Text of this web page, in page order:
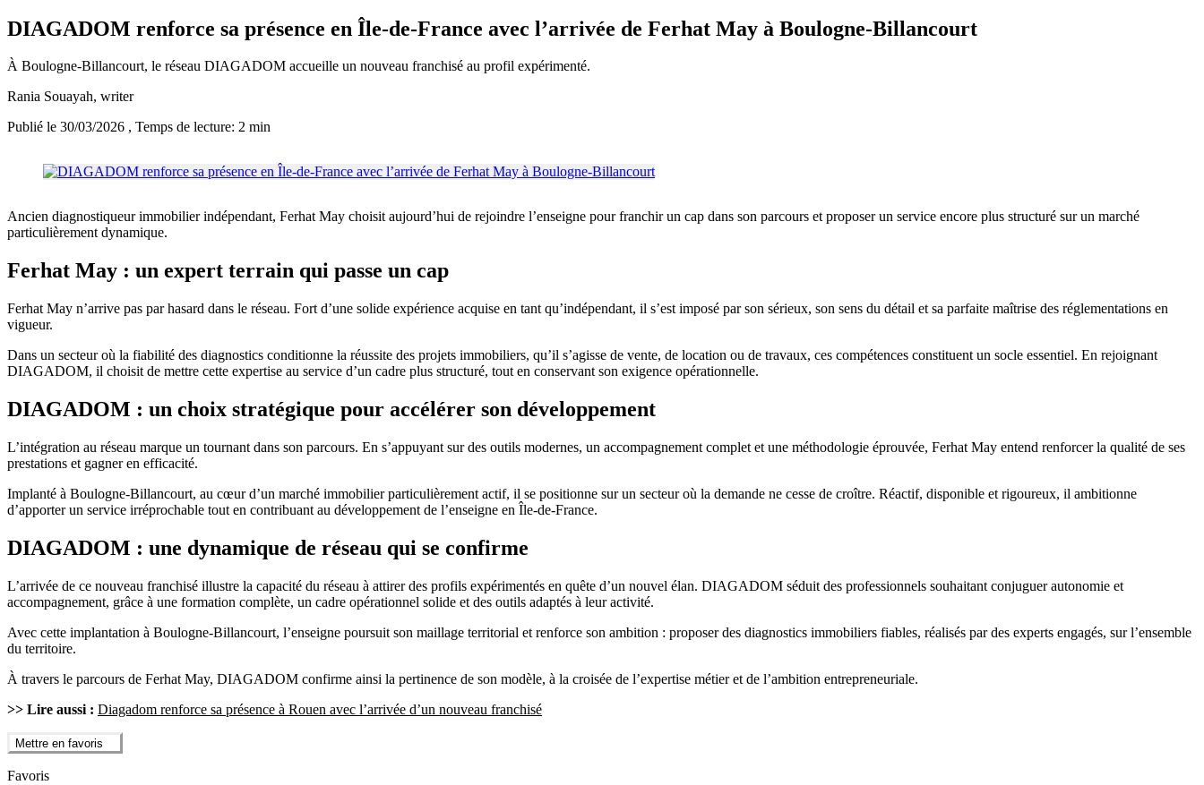
DIAGADOM renforce sa présence en Île-de-France avec l’arrivée de Ferhat May à Boulogne-Billancourt
À Boulogne-Billancourt, le réseau DIAGADOM accueille un nouveau franchisé au profil expérimenté.
Rania Souayah, writer
Publié le 30/03/2026 , Temps de lecture: 2 min
Ancien diagnostiqueur immobilier indépendant, Ferhat May choisit aujourd’hui de rejoindre l’enseigne pour franchir un cap dans son parcours et proposer un service encore plus structuré sur un marché
particulièrement dynamique.
Ferhat May : un expert terrain qui passe un cap
Ferhat May n’arrive pas par hasard dans le réseau. Fort d’une solide expérience acquise en tant qu’indépendant, il s’est imposé par son sérieux, son sens du détail et sa parfaite maîtrise des réglementations en
vigueur.
Dans un secteur où la fiabilité des diagnostics conditionne la réussite des projets immobiliers, qu’il s’agisse de vente, de location ou de travaux, ces compétences constituent un socle essentiel. En rejoignant
DIAGADOM, il choisit de mettre cette expertise au service d’un cadre plus structuré, tout en conservant son exigence opérationnelle.
DIAGADOM : un choix stratégique pour accélérer son développement
L’intégration au réseau marque un tournant dans son parcours. En s’appuyant sur des outils modernes, un accompagnement complet et une méthodologie éprouvée, Ferhat May entend renforcer la qualité de ses
prestations et gagner en efficacité.
Implanté à Boulogne-Billancourt, au cœur d’un marché immobilier particulièrement actif, il se positionne sur un secteur où la demande ne cesse de croître. Réactif, disponible et rigoureux, il ambitionne
d’apporter un service irréprochable tout en contribuant au développement de l’enseigne en Île-de-France.
DIAGADOM : une dynamique de réseau qui se confirme
L’arrivée de ce nouveau franchisé illustre la capacité du réseau à attirer des profils expérimentés en quête d’un nouvel élan. DIAGADOM séduit des professionnels souhaitant conjuguer autonomie et
accompagnement, grâce à une formation complète, un cadre opérationnel solide et des outils adaptés à leur activité.
Avec cette implantation à Boulogne-Billancourt, l’enseigne poursuit son maillage territorial et renforce son ambition : proposer des diagnostics immobiliers fiables, réalisés par des experts engagés, sur l’ensemble
du territoire.
À travers le parcours de Ferhat May, DIAGADOM confirme ainsi la pertinence de son modèle, à la croisée de l’expertise métier et de l’ambition entrepreneuriale.
>> Lire aussi : Diagadom renforce sa présence à Rouen avec l’arrivée d’un nouveau franchisé
Mettre en favoris
Favoris